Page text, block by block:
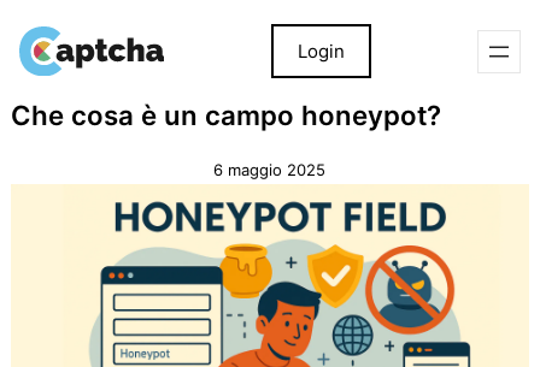
alal
Login
Che cosa è un campo honeypot?
6 maggio 2025